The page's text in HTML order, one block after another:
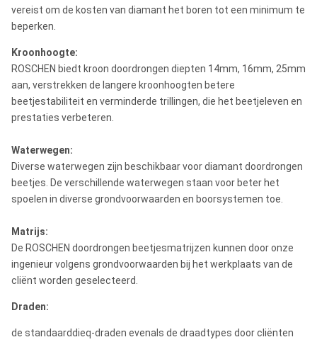
N de Beetjes van
H de Beetjes van
de Maatkern
WLH, wlh-3,830, wlh-3,895, WLH3,
WLHTT, HWF-Lange HMLC, HWM, HWT
vereist om de kosten van diamant het boren tot een minimum te
beperken.
Kroonhoogte:
ROSCHEN biedt kroon doordrongen diepten 14mm, 16mm, 25mm
aan, verstrekken de langere kroonhoogten betere
beetjestabiliteit en verminderde trillingen, die het beetjeleven en
prestaties verbeteren.
Waterwegen:
Diverse waterwegen zijn beschikbaar voor diamant doordrongen
beetjes. De verschillende waterwegen staan voor beter het
spoelen in diverse grondvoorwaarden en boorsystemen toe.
Matrijs:
De ROSCHEN doordrongen beetjesmatrijzen kunnen door onze
ingenieur volgens grondvoorwaarden bij het werkplaats van de
cliënt worden geselecteerd.
Draden:
de standaarddieq-draden evenals de draadtypes door cliënten